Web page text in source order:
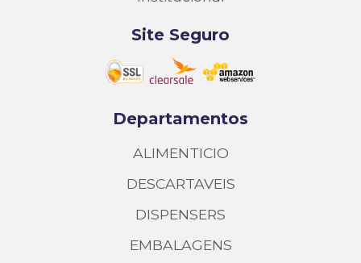
Site Seguro
Departamentos
ALIMENTICIO
DESCARTAVEIS
DISPENSERS
EMBALAGENS